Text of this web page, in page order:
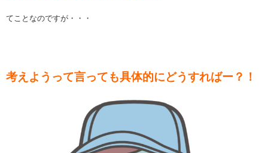
てことなのですが・・・
考えようって言っても具体的にどうすればー？！